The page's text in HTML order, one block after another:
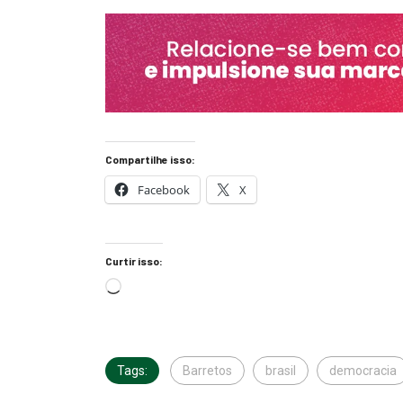
Compartilhe isso:
Facebook X
Curtir isso:
Tags: Barretos brasil democracia